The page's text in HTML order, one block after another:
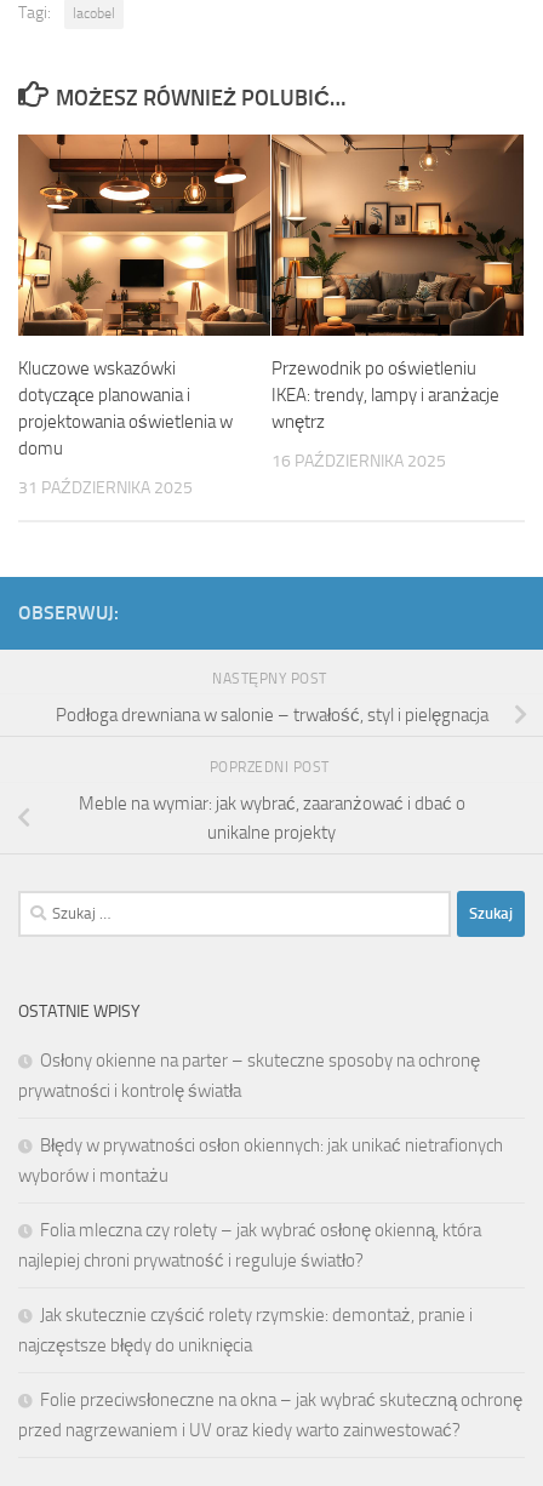
Tagi: lacobel
MOŻESZ RÓWNIEŻ POLUBIĆ…
Kluczowe wskazówki
dotyczące planowania i
projektowania oświetlenia w
domu
31 PAŹDZIERNIKA 2025
Przewodnik po oświetleniu
IKEA: trendy, lampy i aranżacje
wnętrz
16 PAŹDZIERNIKA 2025
OBSERWUJ:
NASTĘPNY POST
Podłoga drewniana w salonie – trwałość, styl i pielęgnacja
POPRZEDNI POST
Meble na wymiar: jak wybrać, zaaranżować i dbać o
unikalne projekty
Szukaj:
OSTATNIE WPISY
Osłony okienne na parter – skuteczne sposoby na ochronę
prywatności i kontrolę światła
Błędy w prywatności osłon okiennych: jak unikać nietrafionych
wyborów i montażu
Folia mleczna czy rolety – jak wybrać osłonę okienną, która
najlepiej chroni prywatność i reguluje światło?
Jak skutecznie czyścić rolety rzymskie: demontaż, pranie i
najczęstsze błędy do uniknięcia
Folie przeciwsłoneczne na okna – jak wybrać skuteczną ochronę
przed nagrzewaniem i UV oraz kiedy warto zainwestować?